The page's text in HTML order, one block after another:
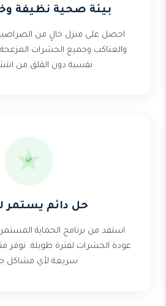
بيئة صحية نظيفة
احصل على منزل خالٍ من
والعناكب وجميع الحشرات
نفسية دون القلق من
حل دائم يستمر
استفد من برنامج الحماية
عودة الحشرات لفترة طويلة. نوفر
سريعة لأي مشاكل